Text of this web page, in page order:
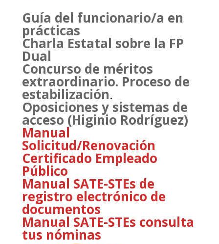
Guía del funcionario/a en
prácticas
Charla Estatal sobre la FP
Dual
Concurso de méritos
extraordinario. Proceso de
estabilización.
Oposiciones y sistemas de
acceso (Higinio Rodríguez)
Manual
Solicitud/Renovación
Certificado Empleado
Público
Manual SATE-STEs de
registro electrónico de
documentos
Manual SATE-STEs consulta
tus nóminas